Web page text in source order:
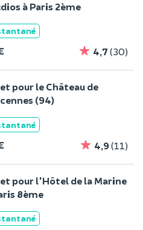
à Paris 2ème
4,7 (30)
pour le Château de
(94)
4,9(11)
pour l'Hôtel de la Marine
8ème